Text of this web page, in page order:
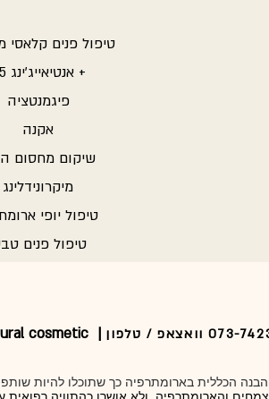
טיפול פנים
אנטיאייג'ינג 25 +
פיגמנטציה
אקנה
שיקום מחסום
מיקרונידלינג
טיפול יופי
טיפול פנים
cosmetic |